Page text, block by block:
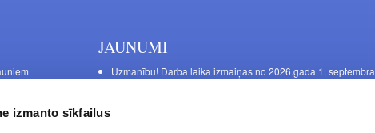
izmanto sīkfailus
JAUNUMI
Uzmanību! Darba laika izmaiņas no 2026.gada 1. septembra